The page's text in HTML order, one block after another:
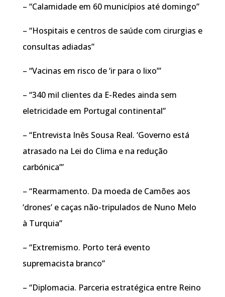
– “Calamidade em 60 municípios até domingo”
– “Hospitais e centros de saúde com cirurgias e
consultas adiadas”
– “Vacinas em risco de ‘ir para o lixo’”
– “340 mil clientes da E-Redes ainda sem
eletricidade em Portugal continental”
– “Entrevista Inês Sousa Real. ‘Governo está
atrasado na Lei do Clima e na redução
carbónica’”
– “Rearmamento. Da moeda de Camões aos
‘drones’ e caças não-tripulados de Nuno Melo
à Turquia”
– “Extremismo. Porto terá evento
supremacista branco”
– “Diplomacia. Parceria estratégica entre Reino